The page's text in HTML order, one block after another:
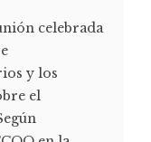
celebrada
y los
el